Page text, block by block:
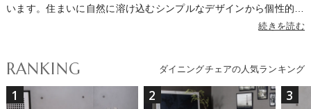
います。住まいに自然に溶け込むシンプルなデザインから個性的で
おしゃれなデザインまで幅広くラインナップ。素材はモダンインテ
ます。カラーはブラック・ホワイト・グレーなどのモノトーンか
ら、グリーン・レッド・ブルー・イエローなど空間のアクセントに
なる色まで揃っています。座面のクッション性、背もたれの高さ、
続きを読む
RANKING ダイニングチェアの人気ランキング
1 2 3